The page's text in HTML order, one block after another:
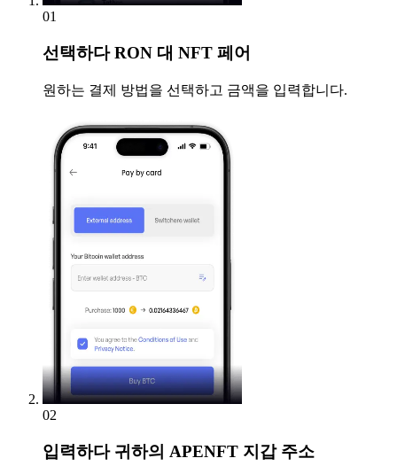
01
선택하다RON 대 NFT 페어
원하는 결제 방법을 선택하고 금액을 입력합니다.
02
입력하다귀하의 APENFT 지갑 주소